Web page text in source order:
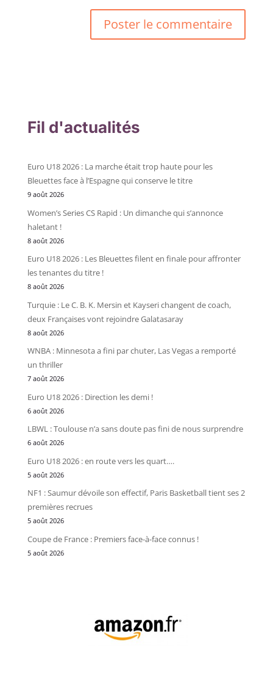
Fil d'actualités
Euro U18 2026 : La marche était trop haute pour les
Bleuettes face à l’Espagne qui conserve le titre
9 août 2026
Women’s Series CS Rapid : Un dimanche qui s’annonce
haletant !
8 août 2026
Euro U18 2026 : Les Bleuettes filent en finale pour affronter
les tenantes du titre !
8 août 2026
Turquie : Le C. B. K. Mersin et Kayseri changent de coach,
deux Françaises vont rejoindre Galatasaray
8 août 2026
WNBA : Minnesota a fini par chuter, Las Vegas a remporté
un thriller
7 août 2026
Euro U18 2026 : Direction les demi !
6 août 2026
LBWL : Toulouse n’a sans doute pas fini de nous surprendre
6 août 2026
Euro U18 2026 : en route vers les quart….
5 août 2026
NF1 : Saumur dévoile son effectif, Paris Basketball tient ses 2
premières recrues
5 août 2026
Coupe de France : Premiers face-à-face connus !
5 août 2026